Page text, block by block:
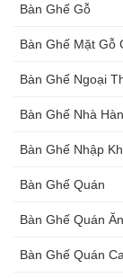
Bàn Ghế Gỗ
Bàn Ghế Mặt Gỗ
Bàn Ghế Ngoại
Bàn Ghế Nhà
Bàn Ghế Nhập
Bàn Ghế Quán
Bàn Ghế Quán Ăn
Bàn Ghế Quán